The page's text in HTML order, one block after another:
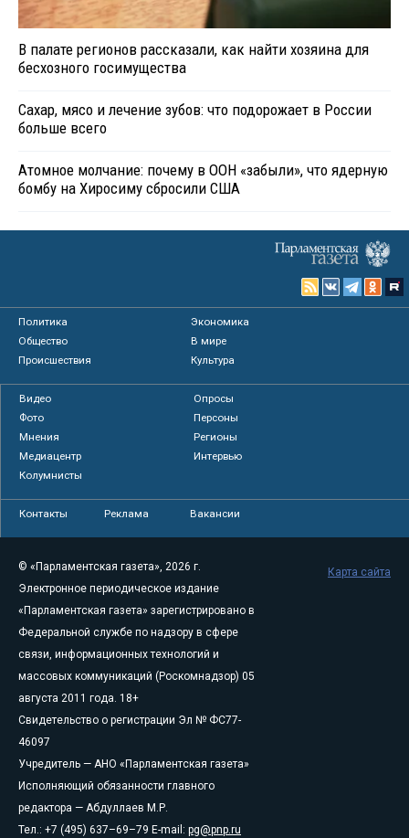
В палате регионов рассказали, как найти хозяина для
бесхозного госимущества
Сахар, мясо и лечение зубов: что подорожает в России
больше всего
Атомное молчание: почему в ООН «забыли», что ядерную
бомбу на Хиросиму сбросили США
Политика
Экономика
Общество
В мире
Происшествия
Культура
Видео
Опросы
Фото
Персоны
Мнения
Регионы
Медиацентр
Интервью
Колумнисты
Контакты Реклама Вакансии
© «Парламентская газета», 2026 г.
Электронное периодическое издание
«Парламентская газета» зарегистрировано в
Федеральной службе по надзору в сфере
связи, информационных технологий и
массовых коммуникаций (Роскомнадзор) 05
августа 2011 года. 18+
Свидетельство о регистрации Эл № ФС77-
46097
Учредитель — АНО «Парламентская газета»
Исполняющий обязанности главного
редактора — Абдуллаев М.Р.
Тел.: +7 (495) 637–69–79 E-mail: pg@pnp.ru
Карта сайта